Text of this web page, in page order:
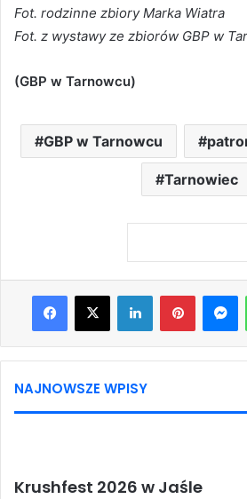
Fot. rodzinne zbiory Marka Wiatra
Fot. z wystawy ze zbiorów GBP w
(GBP w Tarnowcu)
GBP w Tarnowcu
Tarnowiec
Facebook
X LinkedInPinterest
NAJNOWSZE WPISY
Krushfest 2026 w Jaśle